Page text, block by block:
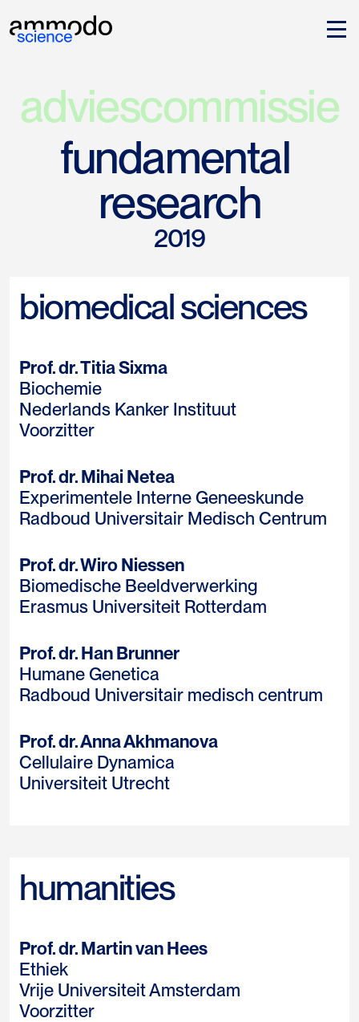
adviescommissie
fundamental
research
2019
biomedical sciences
Prof. dr. Titia Sixma
Biochemie
Nederlands Kanker Instituut
Voorzitter
Prof. dr. Mihai Netea
Experimentele Interne Geneeskunde
Radboud Universitair Medisch Centrum
Prof. dr. Wiro Niessen
Biomedische Beeldverwerking
Erasmus Universiteit Rotterdam
Prof. dr. Han Brunner
Humane Genetica
Radboud Universitair medisch centrum
Prof. dr. Anna Akhmanova
Cellulaire Dynamica
Universiteit Utrecht
humanities
Prof. dr. Martin van Hees
Ethiek
Vrije Universiteit Amsterdam
Voorzitter